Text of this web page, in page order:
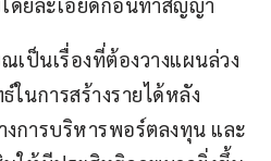
โดยละเอียดก่อนทำสัญญา
เป็นเรื่องที่ต้องวางแผนล่วง
นการสร้างรายได้หลัง
การบริหารพอร์ตลงทุน และ